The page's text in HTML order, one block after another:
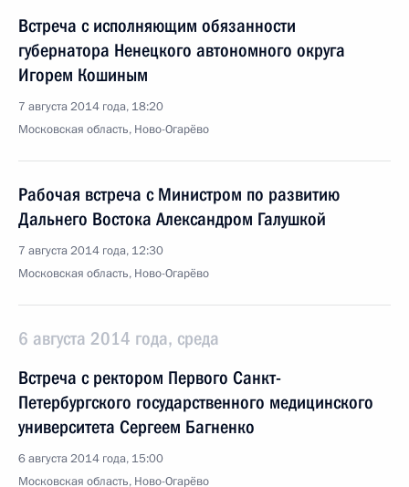
Встреча с исполняющим обязанности
губернатора Ненецкого автономного округа
Игорем Кошиным
7 августа 2014 года, 18:20
Московская область, Ново-Огарёво
Рабочая встреча с Министром по развитию
Дальнего Востока Александром Галушкой
7 августа 2014 года, 12:30
Московская область, Ново-Огарёво
6 августа 2014 года, среда
Встреча с ректором Первого Санкт-
Петербургского государственного медицинского
университета Сергеем Багненко
6 августа 2014 года, 15:00
Московская область, Ново-Огарёво